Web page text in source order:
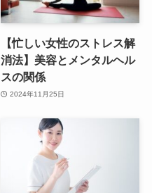
【忙しい女性のストレス解
消法】美容とメンタルヘル
スの関係
2024年11月25日